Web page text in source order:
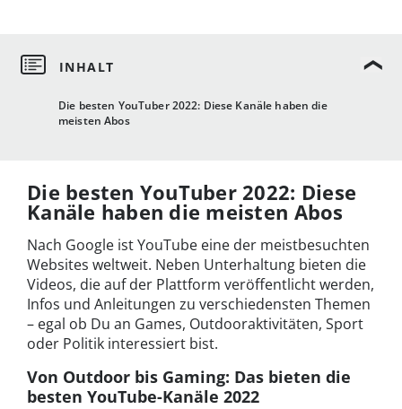
Die besten YouTuber 2022: Diese Kanäle haben die
meisten Abos
Die besten YouTuber 2022: Diese
Kanäle haben die meisten Abos
Nach Google ist YouTube eine der meistbesuchten
Websites weltweit. Neben Unterhaltung bieten die
Videos, die auf der Plattform veröffentlicht werden,
Infos und Anleitungen zu verschiedensten Themen
– egal ob Du an Games, Outdooraktivitäten, Sport
oder Politik interessiert bist.
Von Outdoor bis Gaming: Das bieten die
besten YouTube-Kanäle 2022